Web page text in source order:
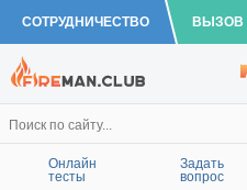
СОТРУДНИЧЕСТВО ВЫЗОВ
Онлайн
тесты
Задать
вопрос